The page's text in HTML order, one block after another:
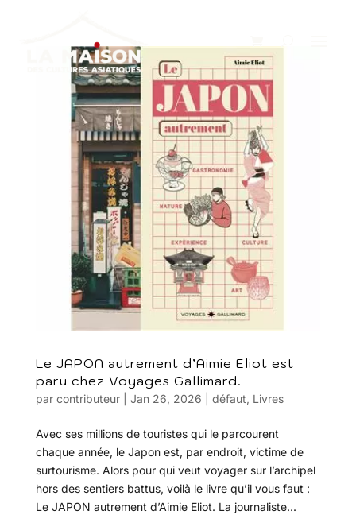
Le JAPON autrement d’Aimie Eliot est
paru chez Voyages Gallimard.
par contributeur| Jan 26, 2026 défaut, Livres
Avec ses millions de touristes qui le parcourent
chaque année, le Japon est, par endroit, victime de
surtourisme. Alors pour qui veut voyager sur l’archipel
hors des sentiers battus, voilà le livre qu’il vous faut :
Le JAPON autrement d’Aimie Eliot. La journaliste...